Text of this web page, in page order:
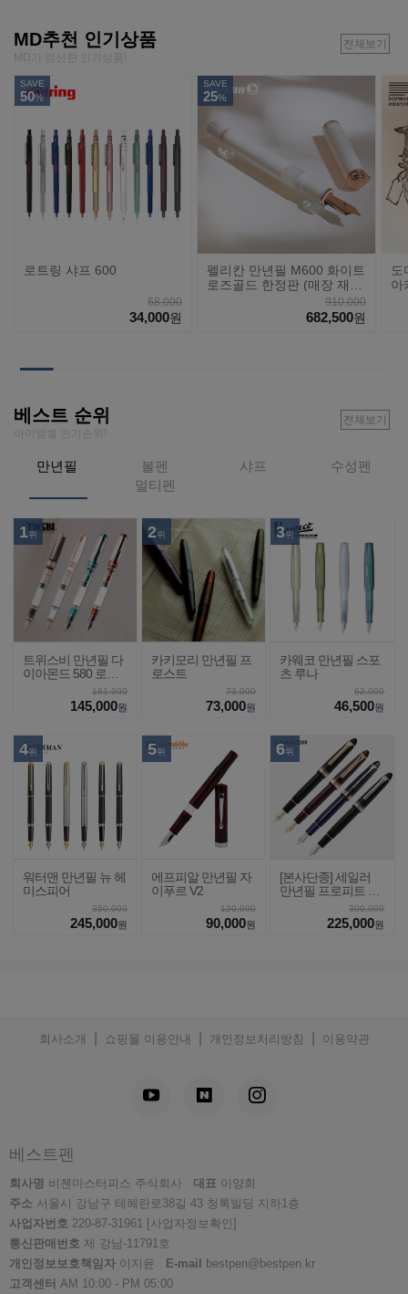
MD추천 인기상품
MD가 엄선한 인기상품!
전체보기
SAVE
50%
로트링 샤프 600
68,000
34,000원
SAVE
25%
펠리칸 만년필 M600 화이트
로즈골드 한정판 (매장 재
910,000
682,500원
도
아
베스트 순위
아이템별 인기순위!
전체보기
만년필
볼펜
멀티펜
샤프 수성펜
1위
트위스비 만년필 다
이아몬드 580 로즈
181,000
145,000원
2위
카키모리 만년필 프
로스트
73,000
73,000원
3위
카웨코 만년필 스포
츠 루나
62,000
46,500원
4위
워터맨 만년필 뉴 헤
미스피어
350,000
245,000원
5위
에프피알 만년필 자
이푸르 V2
120,000
90,000원
6위
[본사단종] 세일러
만년필 프로피트 라
300,000
225,000원
회사소개 쇼핑몰 이용안내 개인정보처리방침 이용약관
베스트펜
회사명 비젠마스터피스 주식회사 대표 이양희
주소 서울시 강남구 테헤란로38길 43 청록빌딩 지하1층
사업자번호 220-87-31961
[사업자정보확인]
통신판매번호 제 강남-11791호
개인정보보호책임자 이지윤 E-mail
bestpen@bestpen.kr
고객센터 AM 10:00 - PM 05:00